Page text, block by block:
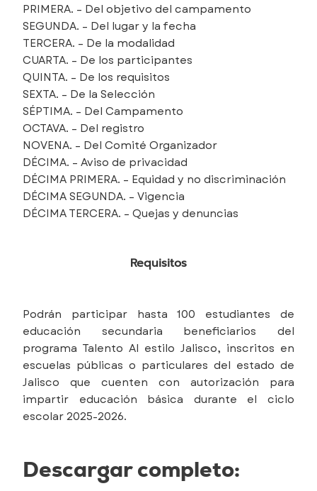
PRIMERA. – Del objetivo del campamento
SEGUNDA. – Del lugar y la fecha
TERCERA. – De la modalidad
CUARTA. – De los participantes
QUINTA. – De los requisitos
SEXTA. – De la Selección
SÉPTIMA. – Del Campamento
OCTAVA. – Del registro
NOVENA. – Del Comité Organizador
DÉCIMA. – Aviso de privacidad
DÉCIMA PRIMERA. – Equidad y no discriminación
DÉCIMA SEGUNDA. – Vigencia
DÉCIMA TERCERA. – Quejas y denuncias
Requisitos
Podrán participar hasta 100 estudiantes de
educación secundaria beneficiarios del
programa Talento Al estilo Jalisco, inscritos en
escuelas públicas o particulares del estado de
Jalisco que cuenten con autorización para
impartir educación básica durante el ciclo
escolar 2025-2026.
Descargar completo: